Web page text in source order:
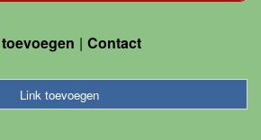
Contact
Link toevoegen